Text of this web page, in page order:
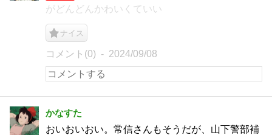
がどんどんかわいくていい
ナイス
コメント(0) 2024/09/08
かなすた
おいおいおい。常信さんもそうだが、山下警部補